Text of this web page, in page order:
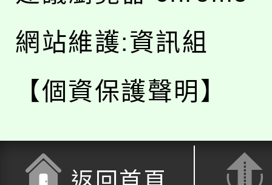
網站維護:資訊組
【個資保護聲明】